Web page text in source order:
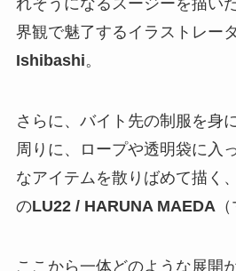
れそうになるスージーを描い
界観で魅了するイラストレー
Ishibashi。
さらに、バイト先の制服を身
周りに、ロープや透明袋に入
なアイテムを散りばめて描く
のLU22 / HARUNA MAEDA（
ここから一体どのような展開